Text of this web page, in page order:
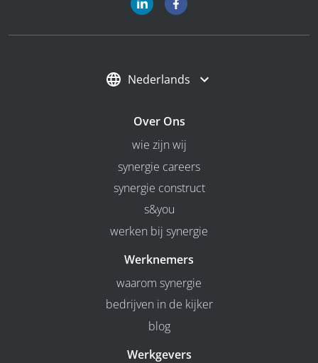
Nederlands
Over Ons
wie zijn wij
synergie careers
synergie construct
s&you
werken bij synergie
Werknemers
waarom synergie
bedrijven in de kijker
blog
Werkgevers